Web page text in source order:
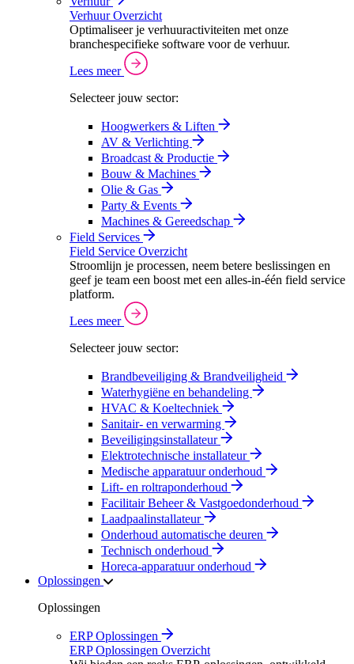
Verhuur Overzicht
Optimaliseer je verhuuractiviteiten met onze
branchespecifieke software voor de verhuur.
Lees meer
Selecteer jouw sector:
Hoogwerkers & Liften
AV & Verlichting
Broadcast & Productie
Bouw & Machines
Olie & Gas
Party & Events
Machines & Gereedschap
Field Services
Field Service Overzicht
Stroomlijn je processen, neem betere beslissingen en
geef je team een boost met een alles-in-één field service
platform.
Lees meer
Selecteer jouw sector:
Brandbeveiliging & Brandveiligheid
Waterhygiëne en behandeling
HVAC & Koeltechniek
Sanitair- en verwarming
Beveiligingsinstallateur
Elektrotechnische installateur
Medische apparatuur onderhoud
Lift- en roltraponderhoud
Facilitair Beheer & Vastgoedonderhoud
Laadpaalinstallateur
Onderhoud automatische deuren
Technisch onderhoud
Horeca-apparatuur onderhoud
Oplossingen
Oplossingen
ERP Oplossingen
ERP Oplossingen Overzicht